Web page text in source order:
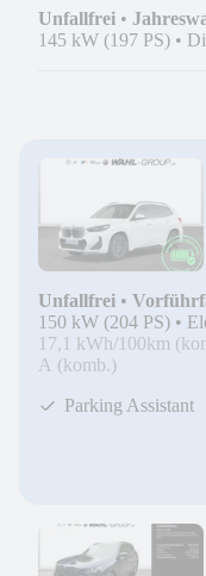
Unfallfrei •
145 kW (197 PS) •
Unfallfrei •
150 kW (204 PS) •
17,1 kWh/100km
A (komb.)
Parking Assistant